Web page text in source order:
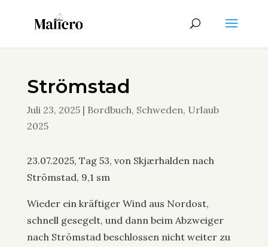
Strömstad
Juli 23, 2025| Bordbuch, Schweden, Urlaub
2025
23.07.2025, Tag 53, von Skjærhalden nach
Strömstad, 9,1 sm
Wieder ein kräftiger Wind aus Nordost,
schnell gesegelt, und dann beim Abzweiger
nach Strömstad beschlossen nicht weiter zu